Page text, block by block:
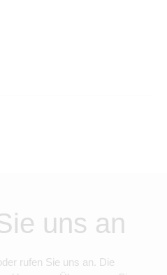
uns an
rufen Sie uns an. Die